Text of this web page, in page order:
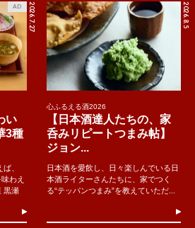
2026.7.27
AD
い
3種
、
わえ
黒瀬
2026.8.5
心ふるえる酒2026
【日本酒達人たちの、家
呑みリピートつまみ帖】
ジョン...
日本酒を愛飲し、日々楽しんでいる日
本酒ライターさんたちに、家でつく
る“テッパンつまみ”を教えていただ...